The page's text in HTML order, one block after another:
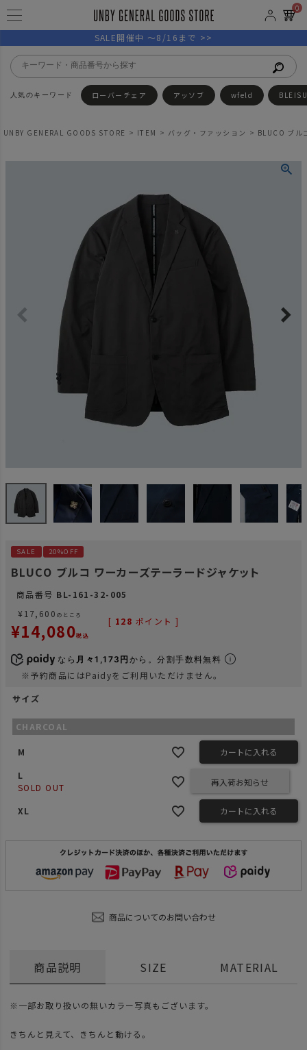
0
SALE開催中 ～8/16まで >>
ローバーチェア アッソブ wfeld
UNBY GENERAL GOODS STORE ITEM バッグ・ファッション BLUCO ブル
SALE 20%OFF
BLUCO ブルコ ワーカーズテーラードジャケット
商品番号 BL-161-32-005
¥ 17,600 のところ
¥14,080税込
[ 128 ポイント ]
なら 月々1,173円 から。分割手数料無料
※予約商品にはPaidyをご利用いただけません。
サイズ
CHARCOAL
M
カートに入れる
L
SOLD OUT
再入荷お知らせ
XL カートに入れる
商品についてのお問い合わせ
商品説明
※一部お取り扱いの無いカラー写真もございます。
きちんと見えて、きちんと動ける。
SIZE MATERIAL